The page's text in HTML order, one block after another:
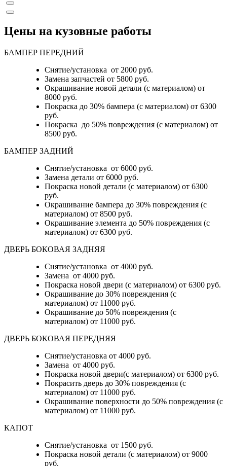
Цены на кузовные работы
БАМПЕР ПЕРЕДНИЙ
Снятие/установка от 2000 руб.
Замена запчастей от 5800 руб.
Окрашивание новой детали (с материалом) от
8000 руб.
Покраска до 30% бампера (с материалом) от 6300
руб.
Покраска до 50% повреждения (с материалом) от
8500 руб.
БАМПЕР ЗАДНИЙ
Снятие/установка от 6000 руб.
Замена детали от 6000 руб.
Покраска новой детали (с материалом) от 6300
руб.
Окрашивание бампера до 30% повреждения (с
материалом) от 8500 руб.
Окрашивание элемента до 50% повреждения (с
материалом) от 6300 руб.
ДВЕРЬ БОКОВАЯ ЗАДНЯЯ
Снятие/установка от 4000 руб.
Замена от 4000 руб.
Покраска новой двери (с материалом) от 6300 руб.
Окрашивание до 30% повреждения (с
материалом) от 11000 руб.
Окрашивание до 50% повреждения (с
материалом) от 11000 руб.
ДВЕРЬ БОКОВАЯ ПЕРЕДНЯЯ
Снятие/установка от 4000 руб.
Замена от 4000 руб.
Покраска новой двери(с материалом) от 6300 руб.
Покрасить дверь до 30% повреждения (с
материалом) от 11000 руб.
Окрашивание поверхности до 50% повреждения (с
материалом) от 11000 руб.
КАПОТ
Снятие/установка от 1500 руб.
Покраска новой детали (с материалом) от 9000
руб.